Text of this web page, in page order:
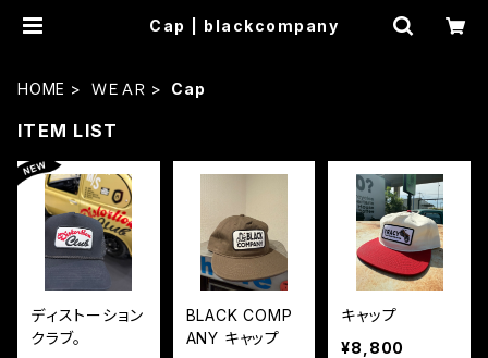
Cap | blackcompany
HOME ＷＥＡＲ Cap
ITEM LIST
ディストーション
クラブ。
BLACK COMP
ANY キャップ
キャップ
¥8,800